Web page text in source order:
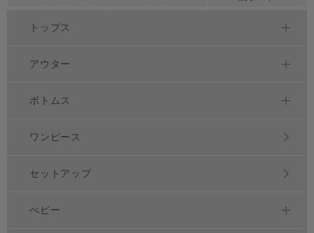
トップス
アウター
ボトムス
ワンピース
セットアップ
べビー